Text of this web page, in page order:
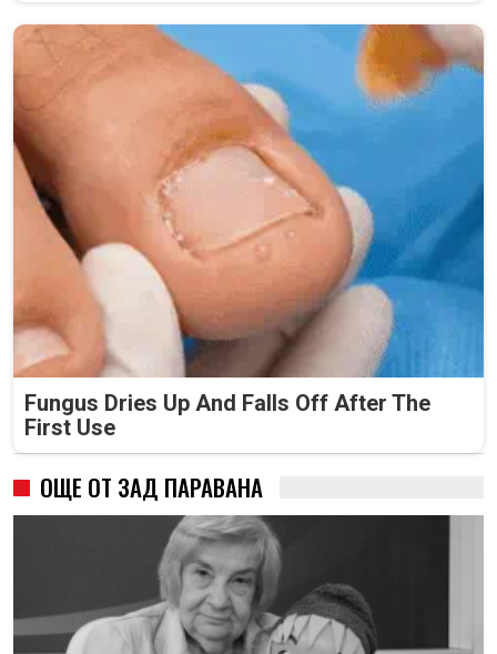
Fungus Dries Up And Falls Off After The
First Use
ОЩЕ ОТ ЗАД ПАРАВАНА